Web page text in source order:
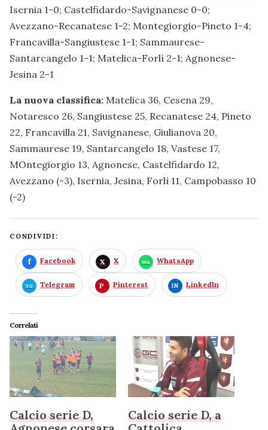
Isernia 1-0; Castelfidardo-Savignanese 0-0;
Avezzano-Recanatese 1-2; Montegiorgio-Pineto 1-4;
Francavilla-Sangiustese 1-1; Sammaurese-
Santarcangelo 1-1; Matelica-Forlì 2-1; Agnonese-
Jesina 2-1
La nuova classifica: Matelica 36, Cesena 29,
Notaresco 26, Sangiustese 25, Recanatese 24, Pineto
22, Francavilla 21, Savignanese, Giulianova 20,
Sammaurese 19, Santarcangelo 18, Vastese 17,
MOntegiorgio 13, Agnonese, Castelfidardo 12,
Avezzano (-3), Isernia, Jesina, Forlì 11, Campobasso 10
(-2)
CONDIVIDI:
Facebook X WhatsApp
Telegram Pinterest LinkedIn
Correlati
Calcio serie D,
Calcio serie D, a